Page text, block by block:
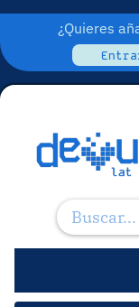
¿Quieres